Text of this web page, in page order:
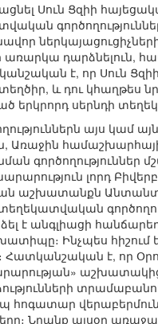
Սուն Ցզիի
դարձնելուն,
է, որ Սուն
և դու կհաղթես
երկրորդ սերնդի
այս կամ
Առաջին
գործողություններ
լորդ
Անտանտի
է անգլիացի
Ինչպես հիշում
Հատկանշական է, որ
հոգատար
Նրանք այսօր